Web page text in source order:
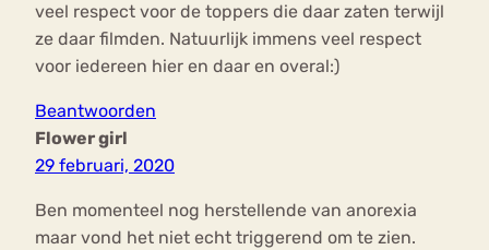
veel respect voor de toppers die daar zaten terwijl
ze daar filmden. Natuurlijk immens veel respect
voor iedereen hier en daar en overal:)
Beantwoorden
Flower girl
29 februari, 2020
Ben momenteel nog herstellende van anorexia
maar vond het niet echt triggerend om te zien.